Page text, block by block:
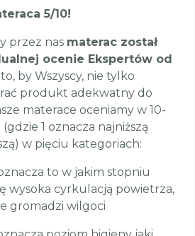
5/10!
przez nas materac został
ocenie Ekspertów od
by Wszyscy, nie tylko
produkt adekwatny do
materace oceniamy w 10-
1 oznacza najniższą
w pięciu kategoriach:
to w jakim stopniu
wysoka cyrkulacją powietrza,
gromadzi wilgoci